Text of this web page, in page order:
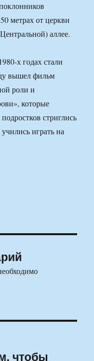
метрах от церкви
аллее.
х годах стали
вышел фильм
роли и
которые
стриглись
играть на
чтобы